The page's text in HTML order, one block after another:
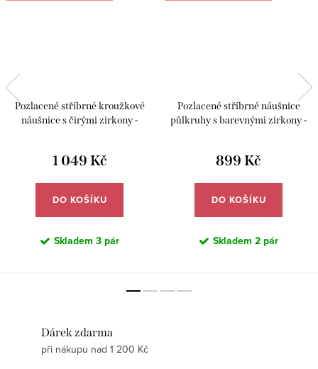
Pozlacené stříbrné kroužkové
náušnice s čirými zirkony -
1 049 Kč
DO KOŠÍKU
Skladem 3 pár
Pozlacené stříbrné náušnice
půlkruhy s barevnými zirkony -
899 Kč
DO KOŠÍKU
Skladem 2 pár
Dárek zdarma
při nákupu nad 1 200 Kč